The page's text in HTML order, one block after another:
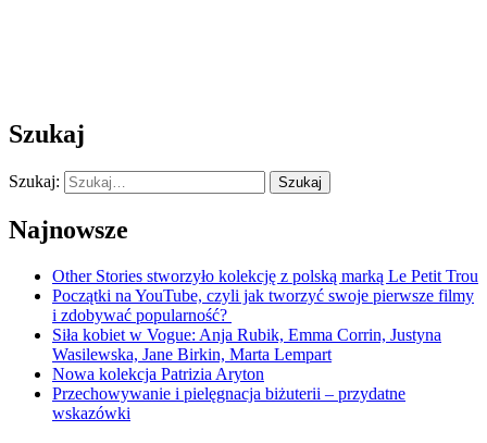
Szukaj
Szukaj: Szukaj
Najnowsze
Other Stories stworzyło kolekcję z polską marką Le Petit Trou
Początki na YouTube, czyli jak tworzyć swoje pierwsze filmy
i zdobywać popularność?
Siła kobiet w Vogue: Anja Rubik, Emma Corrin, Justyna
Wasilewska, Jane Birkin, Marta Lempart
Nowa kolekcja Patrizia Aryton
Przechowywanie i pielęgnacja biżuterii – przydatne
wskazówki